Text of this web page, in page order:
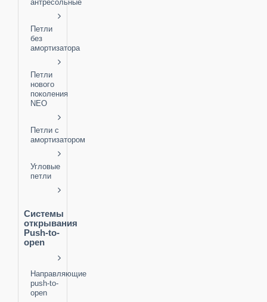
антресольные
Петли
без
амортизатора
Петли
нового
поколения
NEO
Петли с
амортизатором
Угловые
петли
Системы
открывания
Push-to-
open
Направляющие
push-to-
open